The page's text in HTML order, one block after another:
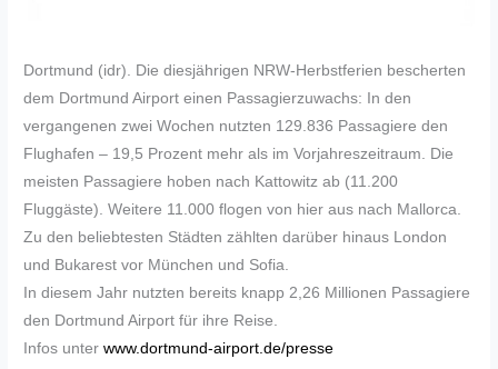
Dortmund (idr). Die diesjährigen NRW-Herbstferien bescherten
dem Dortmund Airport einen Passagierzuwachs: In den
vergangenen zwei Wochen nutzten 129.836 Passagiere den
Flughafen – 19,5 Prozent mehr als im Vorjahreszeitraum. Die
meisten Passagiere hoben nach Kattowitz ab (11.200
Fluggäste). Weitere 11.000 flogen von hier aus nach Mallorca.
Zu den beliebtesten Städten zählten darüber hinaus London
und Bukarest vor München und Sofia.
In diesem Jahr nutzten bereits knapp 2,26 Millionen Passagiere
den Dortmund Airport für ihre Reise.
Infos unterwww.dortmund-airport.de/presse